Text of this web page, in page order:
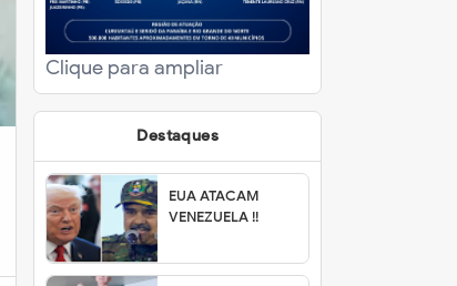
Clique para ampliar
Destaques
EUA ATACAM
VENEZUELA !!